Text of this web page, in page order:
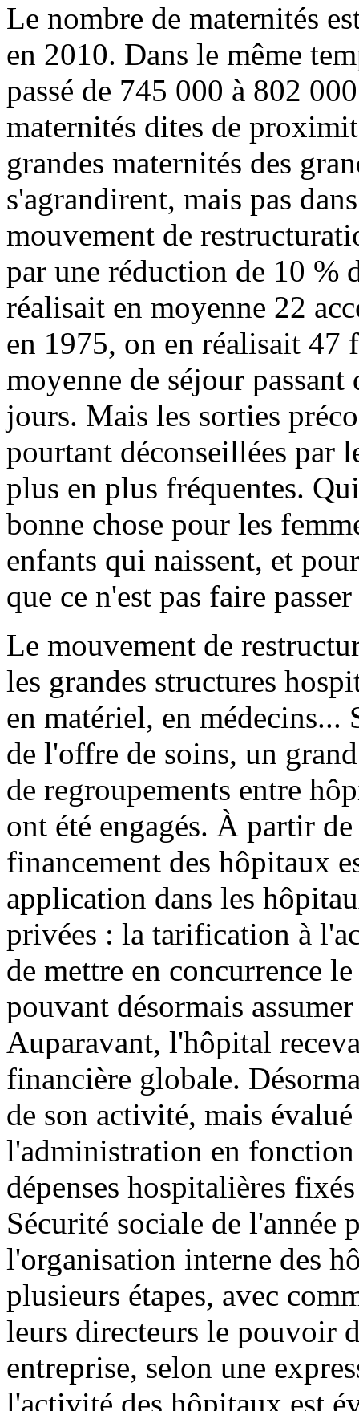
Le nombre de maternités
en 2010. Dans le même
passé de 745 000 à 802
maternités dites de
grandes maternités des
s'agrandirent, mais pas
mouvement de
par une réduction de 10 %
réalisait en moyenne 22
en 1975, on en réalisait 47
moyenne de séjour
jours. Mais les sorties
pourtant déconseillées par
plus en plus fréquentes.
bonne chose pour les
enfants qui naissent, et
que ce n'est pas faire
Le mouvement de
les grandes structures
en matériel, en
de l'offre de soins, un
de regroupements entre
ont été engagés. À partir
financement des hôpitaux
application dans les
privées : la tarification à
de mettre en concurrence
pouvant désormais
Auparavant, l'hôpital
financière globale.
de son activité, mais
l'administration en
dépenses hospitalières
Sécurité sociale de l'année
l'organisation interne des
plusieurs étapes, avec
leurs directeurs le pouvoir
entreprise, selon une
l'activité des hôpitaux est